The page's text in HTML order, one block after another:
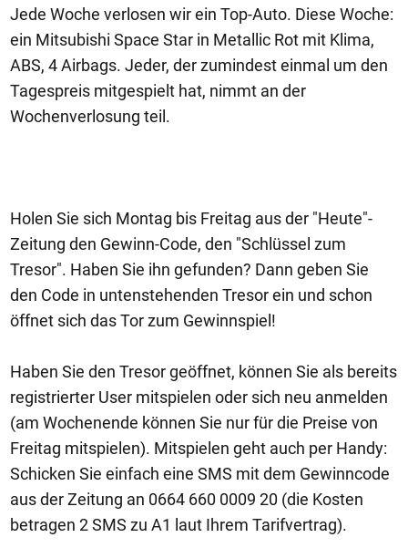
Jede Woche verlosen wir ein Top-Auto. Diese Woche:
ein Mitsubishi Space Star in Metallic Rot mit Klima,
ABS, 4 Airbags. Jeder, der zumindest einmal um den
Tagespreis mitgespielt hat, nimmt an der
Wochenverlosung teil.
Holen Sie sich Montag bis Freitag aus der "Heute"-
Zeitung den Gewinn-Code, den "Schlüssel zum
Tresor". Haben Sie ihn gefunden? Dann geben Sie
den Code in untenstehenden Tresor ein und schon
öffnet sich das Tor zum Gewinnspiel!
Haben Sie den Tresor geöffnet, können Sie als bereits
registrierter User mitspielen oder sich neu anmelden
(am Wochenende können Sie nur für die Preise von
Freitag mitspielen). Mitspielen geht auch per Handy:
Schicken Sie einfach eine SMS mit dem Gewinncode
aus der Zeitung an 0664 660 0009 20 (die Kosten
betragen 2 SMS zu A1 laut Ihrem Tarifvertrag).